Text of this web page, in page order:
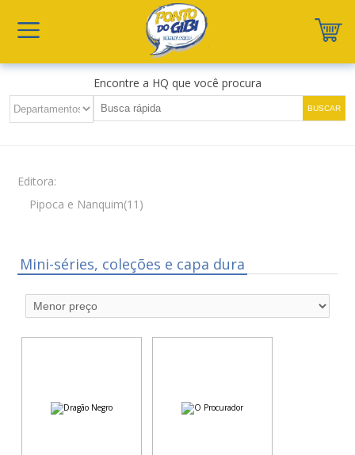
Encontre a HQ que você procura
Editora:
Pipoca e Nanquim(11)
Mini-séries, coleções e capa dura